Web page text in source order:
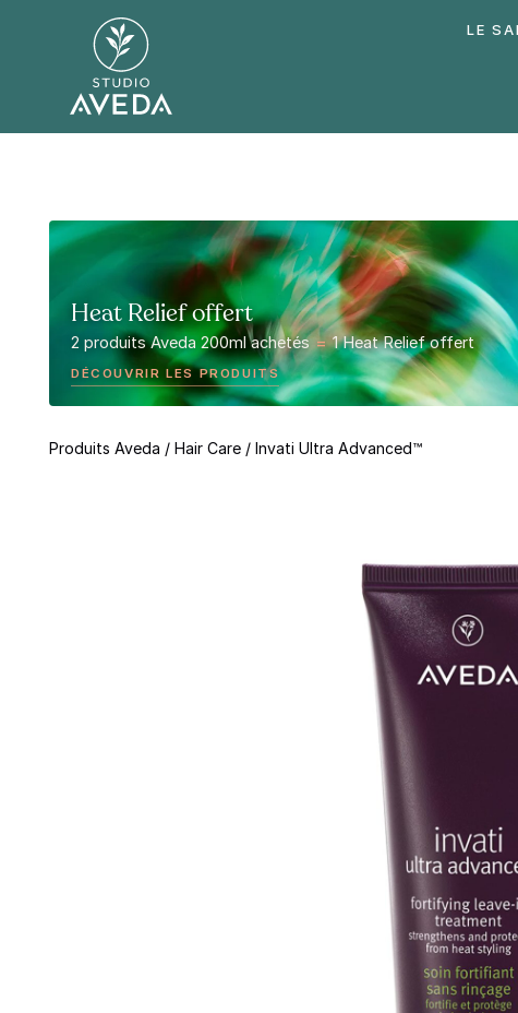
LE
Heat Relief offert
2 produits Aveda 200ml achetés =1 Heat Relief offert
DÉCOUVRIR LES PRODUITS
Produits Aveda / Hair Care / Invati Ultra Advanced™